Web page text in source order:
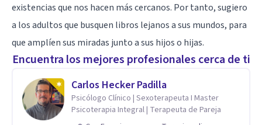
existencias que nos hacen más cercanos. Por tanto, sugiero
a los adultos que busquen libros lejanos a sus mundos, para
que amplíen sus miradas junto a sus hijos o hijas.
Encuentra los mejores profesionales cerca de ti
Carlos Hecker Padilla
Psicólogo Clínico | Sexoterapeuta I Master
Psicoterapia Integral | Terapeuta de Pareja